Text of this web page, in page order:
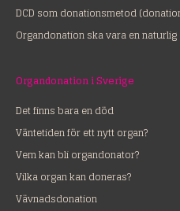
DCD som donationsmetod
Organdonation ska vara en
Organdonation i Sverige
Det finns bara en död
Väntetiden för ett nytt organ?
Vem kan bli organdonator?
Vilka organ kan doneras?
Vävnadsdonation